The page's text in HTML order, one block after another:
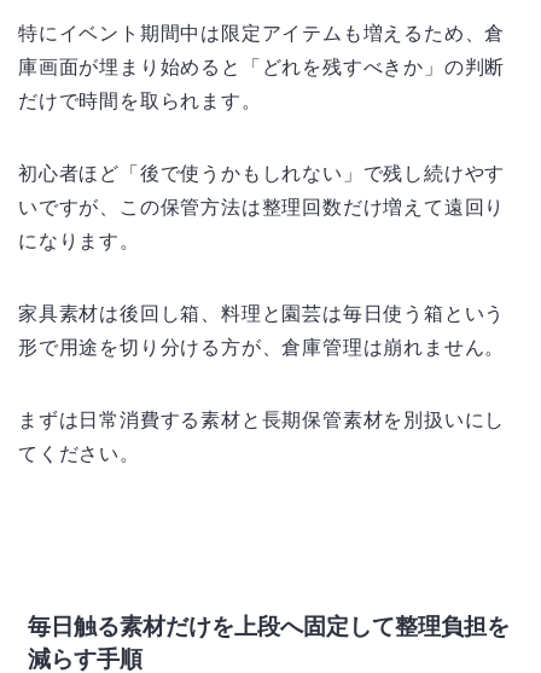
特にイベント期間中は限定アイテムも増えるため、倉
庫画面が埋まり始めると「どれを残すべきか」の判断
だけで時間を取られます。
初心者ほど「後で使うかもしれない」で残し続けやす
いですが、この保管方法は整理回数だけ増えて遠回り
になります。
家具素材は後回し箱、料理と園芸は毎日使う箱という
形で用途を切り分ける方が、倉庫管理は崩れません。
まずは日常消費する素材と長期保管素材を別扱いにし
てください。
毎日触る素材だけを上段へ固定して整理負担を
減らす手順